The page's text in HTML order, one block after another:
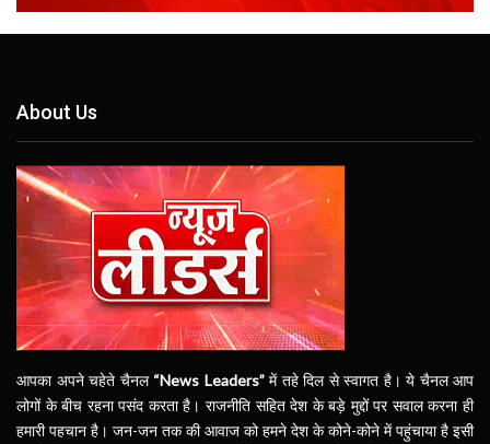
About Us
आपका अपने चहेते चैनल “News Leaders”में तहे दिल से स्वागत है। ये चैनल आप
लोगों के बीच रहना पसंद करता है। राजनीति सहित देश के बड़े मुद्दों पर सवाल करना ही
हमारी पहचान है। जन-जन तक की आवाज को हमने देश के कोने-कोने में पहुंचाया है इसी